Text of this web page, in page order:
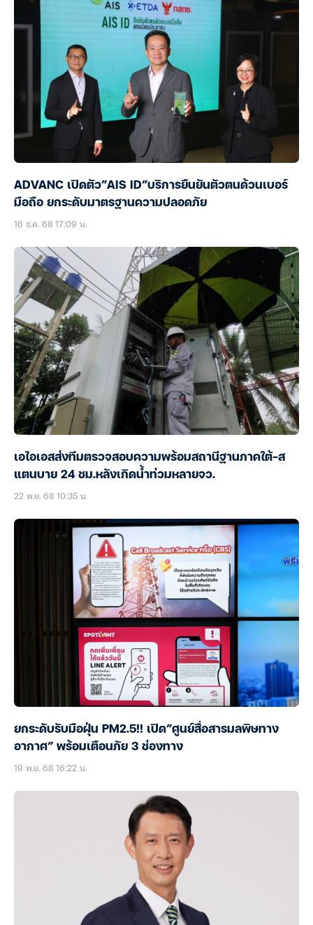
ADVANC เปิดตัว”AIS ID”บริการยืนยันตัวตนด้วนเบอร์
มือถือ ยกระดับมาตรฐานความปลอดภัย
16 ธ.ค. 68 17:09 น.
เอไอเอสส่งทีมตรวจสอบความพร้อมสถานีฐานภาคใต้-ส
แตนบาย 24 ชม.หลังเกิดน้ำท่วมหลายจว.
22 พ.ย. 68 10:35 น.
ยกระดับรับมือฝุ่น PM2.5!! เปิด”ศูนย์สื่อสารมลพิษทาง
อากาศ” พร้อมเตือนภัย 3 ช่องทาง
19 พ.ย. 68 16:22 น.